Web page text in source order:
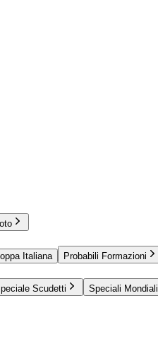
Italiana Probabili Formazioni
Scudetti Speciali Mondiali